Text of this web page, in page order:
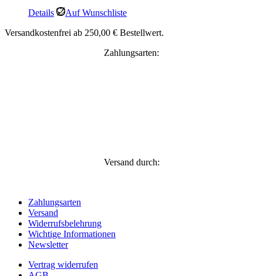
Details
Auf Wunschliste
Versandkostenfrei ab 250,00 € Bestellwert.
Zahlungsarten:
Versand durch:
Zahlungsarten
Versand
Widerrufsbelehrung
Wichtige Informationen
Newsletter
Vertrag widerrufen